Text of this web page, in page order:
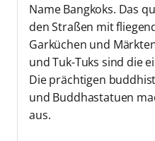
Name Bangkoks. Das
den Straßen mit
Garküchen und
und Tuk-Tuks sind die
Die prächtigen
und Buddhastatuen
aus.